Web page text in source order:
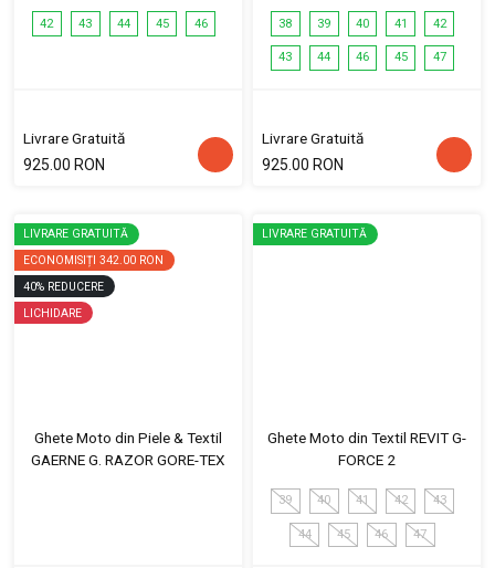
42 43 44 45 46
Livrare Gratuită
925.00 RON
38 39 40 41 42
43 44 46 45 47
Livrare Gratuită
925.00 RON
LIVRARE GRATUITĂ
ECONOMISIȚI 342.00 RON
40% REDUCERE
LICHIDARE
Ghete Moto din Piele & Textil
GAERNE G. RAZOR GORE-TEX
LIVRARE GRATUITĂ
Ghete Moto din Textil REVIT G-
FORCE 2
39 40 41 42 43
44 45 46 47